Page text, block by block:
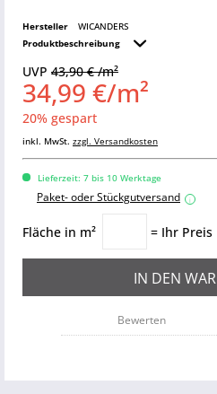
Hersteller
WICANDERS
Produktbeschreibung
UVP 43,90 € /m²
34,99 €/m²
20% gespart
inkl. MwSt. zzgl. Versandkosten
Lieferzeit: 7 bis 10 Werktage
Paket- oder Stückgutversand i
Fläche in m² = Ihr Preis
IN DEN
Bewerten